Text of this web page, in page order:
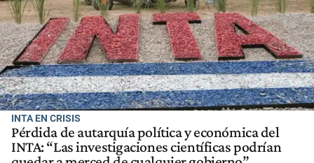
INTA EN CRISIS
Pérdida de autarquía política y económica del
INTA: “Las investigaciones científicas podrían